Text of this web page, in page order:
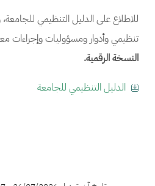
للاطلاع على الدليل التنظيمي
تنظيمي وأدوار ومسؤوليات وإجراءات
النسخة الرقمية.
الدليل التنظيمي للجامعة